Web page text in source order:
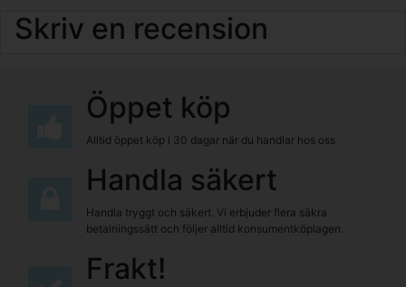
Skriv en recension
Öppet köp
Alltid öppet köp i 30 dagar när du handlar hos oss
Handla säkert
Handla tryggt och säkert. Vi erbjuder flera säkra
betalningssätt och följer alltid konsumentköplagen.
Frakt!